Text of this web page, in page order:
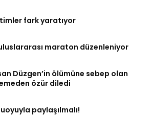
fark yaratıyor
maraton düzenleniyor
Düzgen’in ölümüne sebep olan
özür diledi
paylaşılmalı!